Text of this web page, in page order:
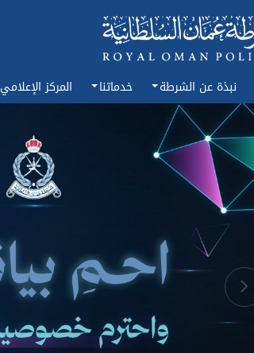
نبذة عن الشرطة خدماتنا المركز الإعلامي